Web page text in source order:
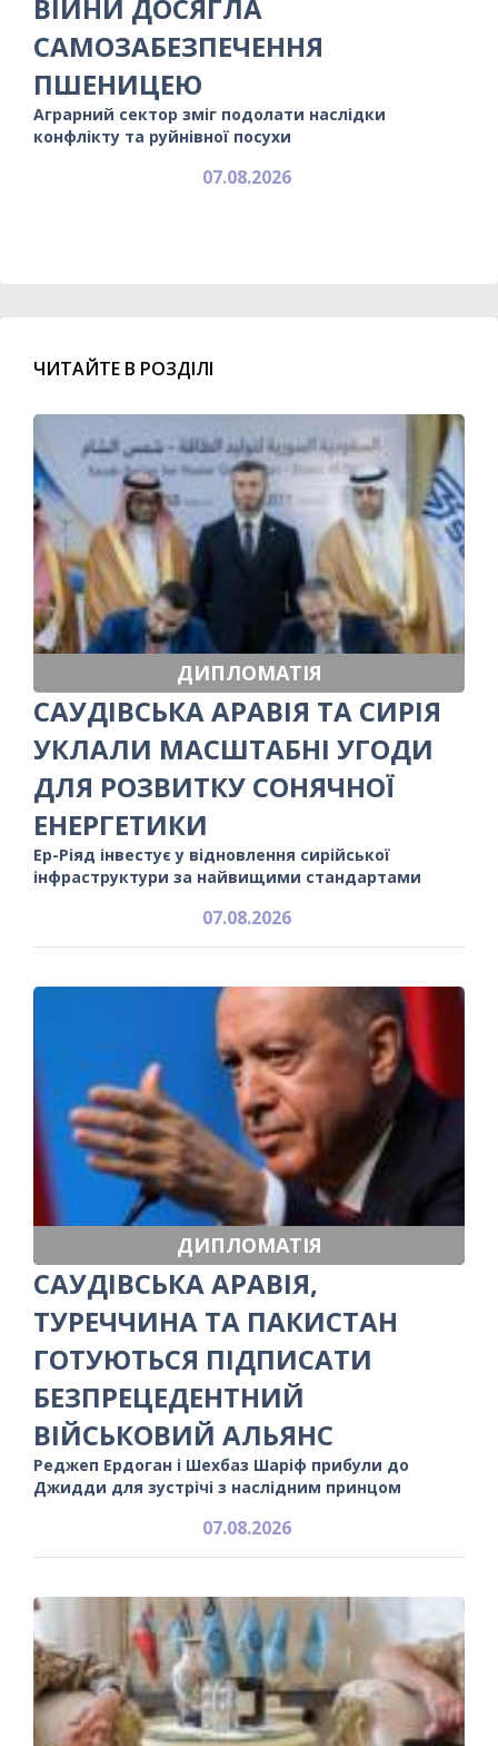
ВІЙНИ ДОСЯГЛА
САМОЗАБЕЗПЕЧЕННЯ
ПШЕНИЦЕЮ
Аграрний сектор зміг подолати наслідки
конфлікту та руйнівної посухи
07.08.2026
ЧИТАЙТЕ В РОЗДІЛІ
ДИПЛОМАТІЯ
САУДІВСЬКА АРАВІЯ ТА СИРІЯ
УКЛАЛИ МАСШТАБНІ УГОДИ
ДЛЯ РОЗВИТКУ СОНЯЧНОЇ
ЕНЕРГЕТИКИ
Ер-Ріяд інвестує у відновлення сирійської
інфраструктури за найвищими стандартами
07.08.2026
ДИПЛОМАТІЯ
САУДІВСЬКА АРАВІЯ,
ТУРЕЧЧИНА ТА ПАКИСТАН
ГОТУЮТЬСЯ ПІДПИСАТИ
БЕЗПРЕЦЕДЕНТНИЙ
ВІЙСЬКОВИЙ АЛЬЯНС
Реджеп Ердоган і Шехбаз Шаріф прибули до
Джидди для зустрічі з наслідним принцом
07.08.2026